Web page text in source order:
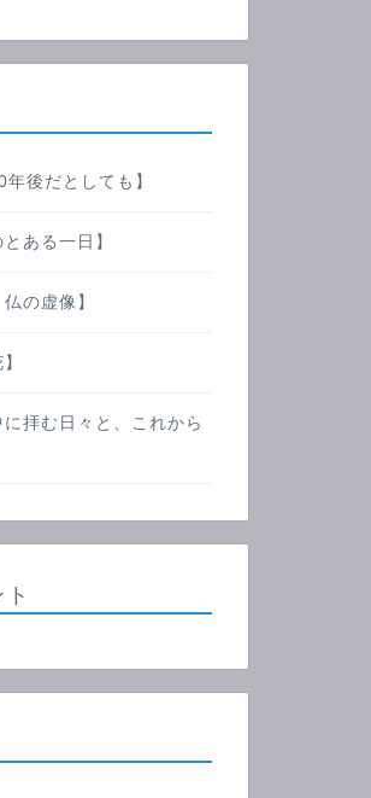
年後だとしても】
ある一日】
の虚像】
に拝む日々と、これから